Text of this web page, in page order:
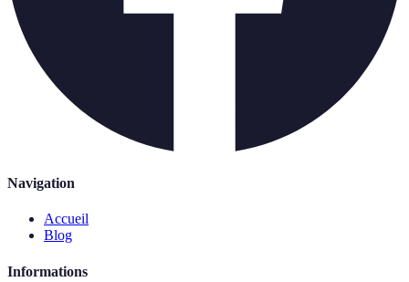
Navigation
Accueil
Blog
Informations